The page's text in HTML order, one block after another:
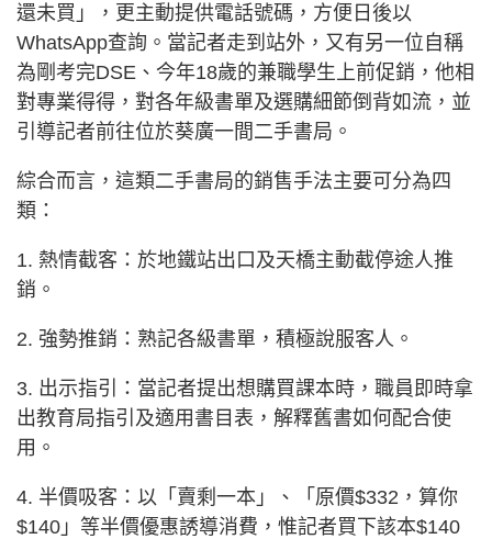
還未買」，更主動提供電話號碼，方便日後以
WhatsApp查詢。當記者走到站外，又有另一位自稱
為剛考完DSE、今年18歲的兼職學生上前促銷，他相
對專業得得，對各年級書單及選購細節倒背如流，並
引導記者前往位於葵廣一間二手書局。
綜合而言，這類二手書局的銷售手法主要可分為四
類：
1. 熱情截客：於地鐵站出口及天橋主動截停途人推
銷。
2. 強勢推銷：熟記各級書單，積極說服客人。
3. 出示指引：當記者提出想購買課本時，職員即時拿
出教育局指引及適用書目表，解釋舊書如何配合使
用。
4. 半價吸客：以「賣剩一本」、「原價$332，算你
$140」等半價優惠誘導消費，惟記者買下該本$140